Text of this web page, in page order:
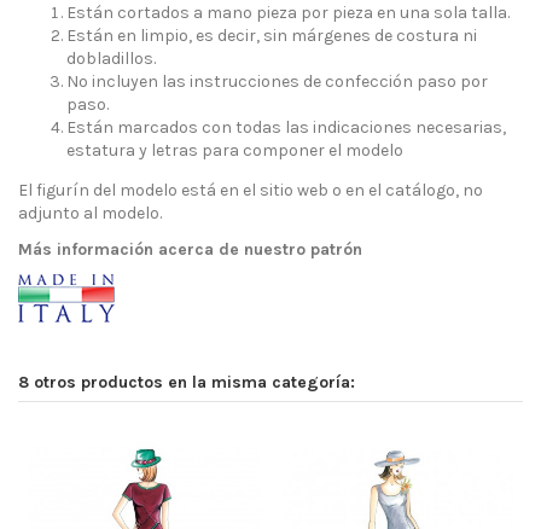
Están cortados a mano pieza por pieza en una sola talla.
Están en limpio, es decir, sin márgenes de costura ni
dobladillos.
No incluyen las instrucciones de confección paso por
paso.
Están marcados con todas las indicaciones necesarias,
estatura y letras para componer el modelo
El figurín del modelo está en el sitio web o en el catálogo, no
adjunto al modelo.
Más información acerca de nuestro patrón
8 otros productos en la misma categoría: